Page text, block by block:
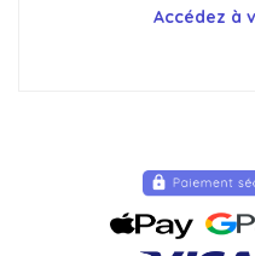
Accédez à